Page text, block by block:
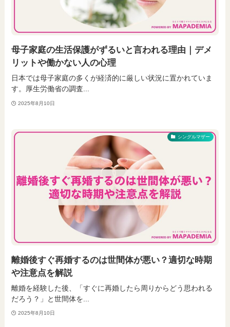
母子家庭の生活保護がずるいと言われる理由｜デメ
リットや働かない人の心理
日本では母子家庭の多くが経済的に厳しい状況に置かれていま
す。厚生労働省の調査...
2025年8月10日
シングルマザー
離婚後すぐ再婚するのは世間体が悪い？適切な時期
や注意点を解説
離婚を経験した後、「すぐに再婚したら周りからどう思われる
だろう？」と世間体を...
2025年8月10日